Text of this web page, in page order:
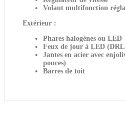
Volant multifonction
Extérieur :
Phares halogènes ou LED
Feux de jour à LED
Jantes en acier avec
pouces)
Barres de toit